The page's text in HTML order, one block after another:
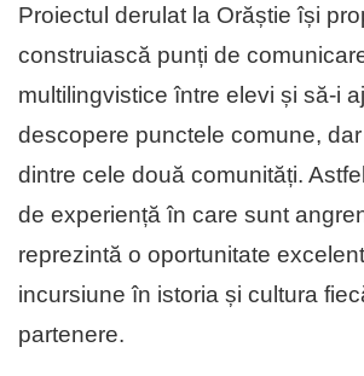
Proiectul derulat la Orăștie își
construiască punți de
multilingvistice între elevi și să-i
descopere punctele comune,
dintre cele două comunități.
de experiență în care sunt
reprezintă o oportunitate
incursiune în istoria și cultura
partenere.